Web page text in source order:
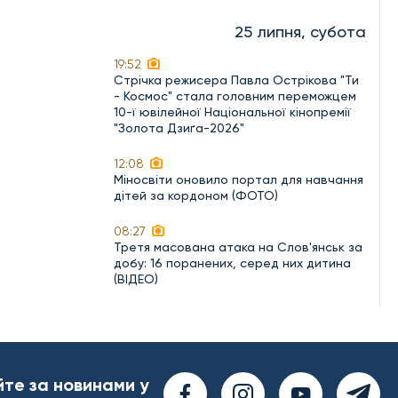
25 липня, субота
19:52
Стрічка режисера Павла Острікова "Ти
- Космос" стала головним переможцем
10-ї ювілейної Національної кінопремії
"Золота Дзиґа-2026"
12:08
Міносвіти оновило портал для навчання
дітей за кордоном (ФОТО)
08:27
Третя масована атака на Слов'янськ за
добу: 16 поранених, серед них дитина
(ВІДЕО)
за новинами у